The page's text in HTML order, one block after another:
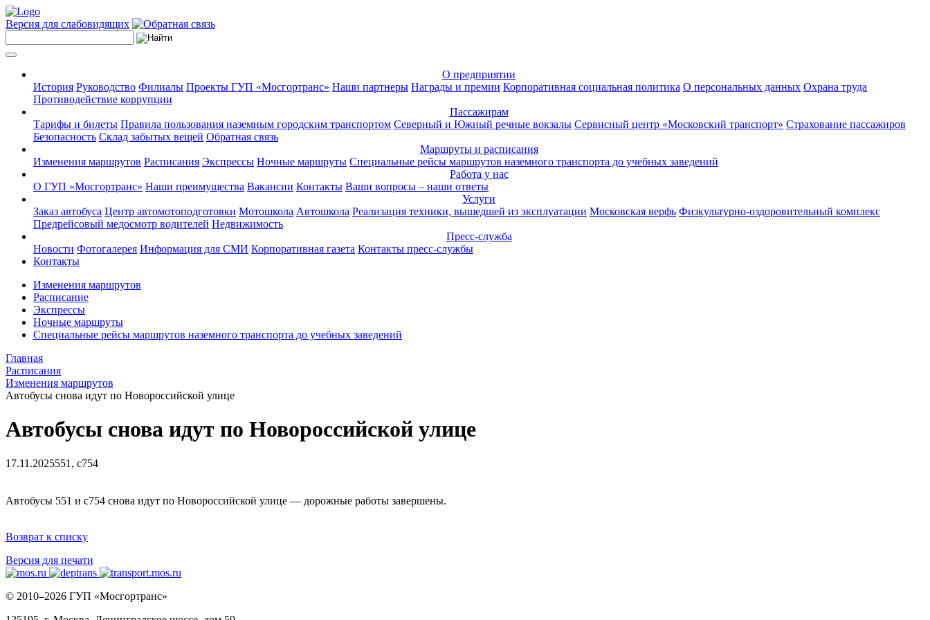
Версия для слабовидящих
О предприятии
История Руководство Филиалы Проекты ГУП «Мосгортранс» Наши партнеры Награды и премии Корпоративная социальная политика О персональных данных Охрана труда
Противодействие коррупции
Пассажирам
Тарифы и билеты Правила пользования наземным городским транспортом Северный и Южный речные вокзалы Сервисный центр «Московский транспорт» Страхование пассажиров
Безопасность Склад забытых вещей Обратная связь
Маршруты и расписания
Изменения маршрутов Расписания Экспрессы Ночные маршруты Специальные рейсы маршрутов наземного транспорта до учебных заведений
Работа у нас
О ГУП «Мосгортранс» Наши преимущества Вакансии Контакты Ваши вопросы – наши ответы
Услуги
Заказ автобуса Центр автомотоподготовки Мотошкола Автошкола Реализация техники, вышедшей из эксплуатации Московская верфь Физкультурно-оздоровительный комплекс
Предрейсовый медосмотр водителей Недвижимость
Пресс-служба
Новости Фотогалерея Информация для СМИ Корпоративная газета Контакты пресс-службы
Контакты
Изменения маршрутов
Расписание
Экспрессы
Ночные маршруты
Специальные рейсы маршрутов наземного транспорта до учебных заведений
Главная
Расписания
Изменения маршрутов
Автобусы снова идут по Новороссийской улице
Автобусы снова идут по Новороссийской улице
17.11.2025551, с754
Автобусы 551 и с754 снова идут по Новороссийской улице — дорожные работы завершены.
Возврат к списку
Версия для печати
© 2010–2026 ГУП «Мосгортранс»